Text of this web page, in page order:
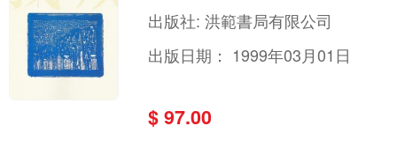
出版社:洪範書局有限公司
出版日期： 1999年03月01日
$ 97.00